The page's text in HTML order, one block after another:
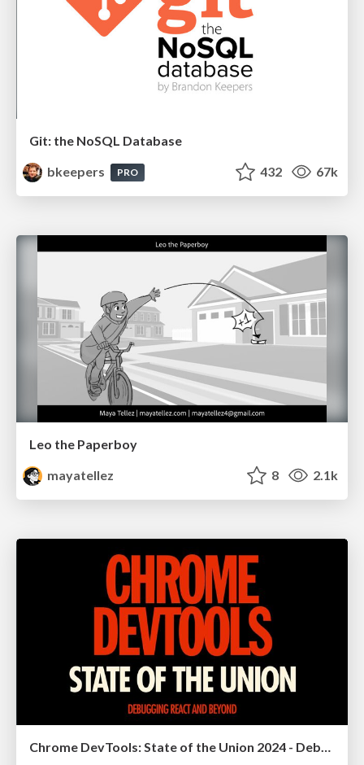
Git: the NoSQL Database
bkeepers
PRO 432 67k
Leo the Paperboy
mayatellez
8 2.1k
Chrome DevTools: State of the Union 2024 - Debugging React & Beyond